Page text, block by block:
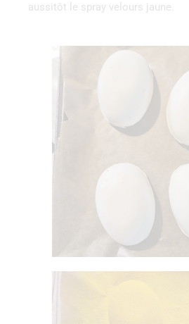
aussitôt le spray velours jaune.